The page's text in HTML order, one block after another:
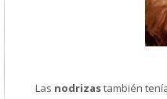
Las nodrizastambién